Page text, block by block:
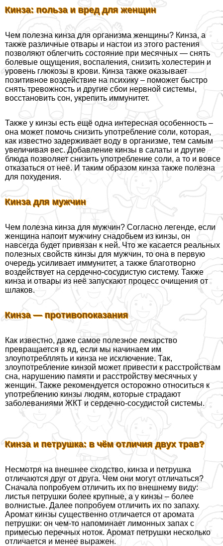
Кинза: польза и вред для женщин
Чем полезна кинза для организма женщины? Кинза, а
также различные отвары и настои из этого растения
позволяют облегчить состояние при мecячных — снять
болевые ощущения, воспаления, снизить холестерин и
уровень глюкозы в крови. Кинза также оказывает
позитивное воздействие на психику – поможет быстро
снять тревожность и другие сбои нервной системы,
восстановить сон, укрепить иммунитет.
Также у кинзы есть ещё одна интересная особенность –
она может помочь снизить употрeбление соли, которая,
как известно задерживает воду в организме, тем самым
увеличивая вес. Добавление кинзы в салаты и другие
блюда позволяет снизить употрeбление соли, а то и вовсе
отказаться от неё. И таким образом кинза также полезна
для похудения.
Кинза для мужчин
Чем полезна кинза для мужчин? Согласно легенде, если
женщина напоит мужчину снадобьем из кинзы, он
навсегда будет привязан к ней. Что же касается реальных
полезных свойств кинзы для мужчин, то она в первую
очередь усиливает иммунитет, а также благотворно
воздействует на сердечно-сосудистую систему. Также
кинза и отвары из неё запускают процесс очищения от
шлаков.
Кинза — противопоказания
Как известно, даже самое полезное лекарство
превращается в яд, если мы начинаем им
злоупотрeбллять и кинза не исключение. Так,
злоупотрeбление кинзой может привести к расстройствам
сна, нарушению памяти и расстройству мecячных у
женщин. Также рекомендуется осторожно относиться к
употрeблению кинзы людям, которые страдают
заболеваниями ЖКТ и сердечно-сосудистой системы.
Кинза и петрушка: в чём отличия двух трав?
Несмотря на внешнее сходство, кинза и петрушка
отличаются друг от друга. Чем они могут отличаться?
Сначала попробуем отличить их по внешнему виду:
листья петрушки более крупные, а у кинзы – более
волнистые. Далее попробуем отличить их по запаху.
Аромат кинзы существенно отличается от аромата
петрушки: он чем-то напоминает лимонных запах с
примесью перечных ноток. Аромат петрушки несколько
отличается и менее выражен.